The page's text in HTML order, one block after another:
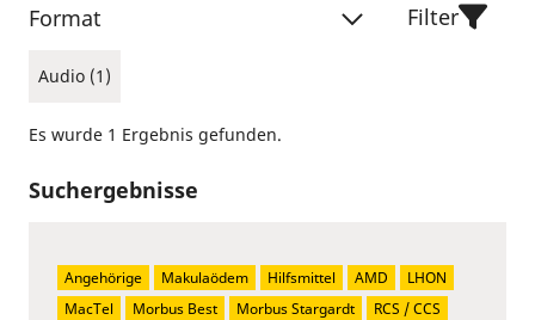
Format
Audio (1)
Filter
Es wurde 1 Ergebnis gefunden.
Suchergebnisse
Angehörige Makulaödem Hilfsmittel AMD
LHON
MacTel
Morbus Best Morbus Stargardt
RCS / CCS